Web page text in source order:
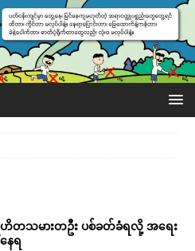
ရဟိတသမားတဦး ပစ်ခတ်ခံရလို့ အရေး
ေရ